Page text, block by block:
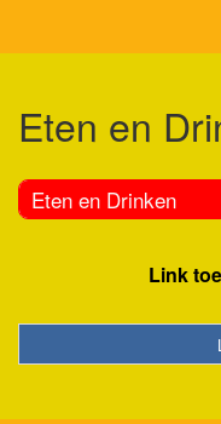
Eten en
Eten en Drinken
Link